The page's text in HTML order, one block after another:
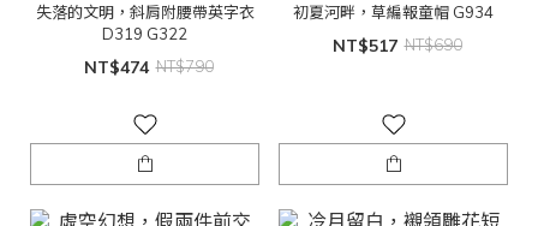
失落的文明，斜肩附腰帶英字衣
D319 G322
NT$474 NT$790
初夏河畔，草編報童帽 G934
NT$517 NT$690